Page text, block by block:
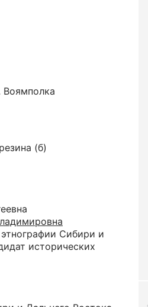
Воямполка
(б)
Сибири и
исторических